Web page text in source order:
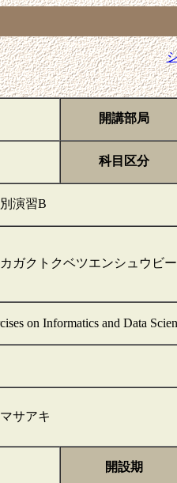
開講部局
科目区分
演習B
ガクトクベツエンシュウビー
on Informatics and Data
サアキ
開設期